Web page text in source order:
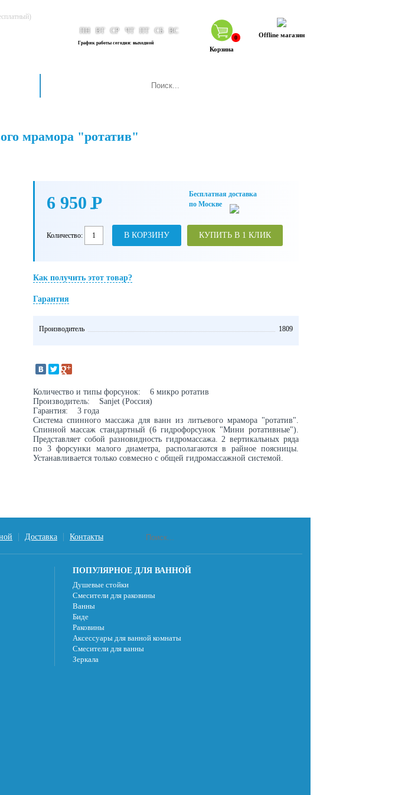
ПН ВТ СР ЧТ ПТ СБ ВС
График работы сегодня: выходной
0
Корзина
Offline магазин
мрамора "ротатив"
6 950P
-
Количество: В КОРЗИНУ КУПИТЬ В 1 КЛИК
Бесплатная доставка
по Москве
Как получить этот товар?
Гарантия
Производитель 1809
Количество и типы форсунок: 6 микро ротатив
Производитель: Sanjet (Россия)
Гарантия: 3 года
Система спинного массажа для ванн из литьевого мрамора "ротатив".
Спинной массаж стандартный (6 гидрофорсунок "Мини ротативные").
Представляет собой разновидность гидромассажа. 2 вертикальных ряда
по 3 форсунки малого диаметра, располагаются в райное поясницы.
Устанавливается только совмесно с общей гидромассажной системой.
Доставка Контакты
ПОПУЛЯРНОЕ ДЛЯ ВАННОЙ
Душевые стойки
Смесители для раковины
Ванны
Биде
Раковины
Аксессуары для ванной комнаты
Смесители для ванны
Зеркала